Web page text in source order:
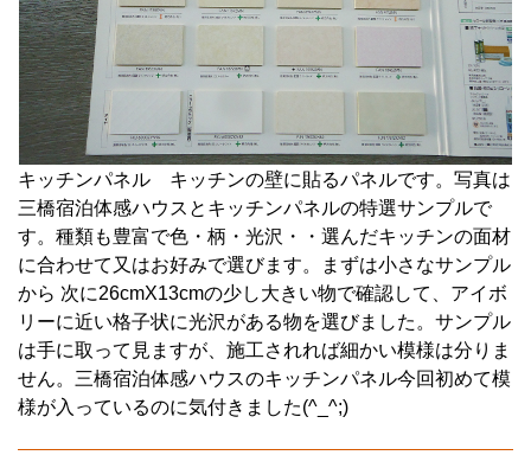
キッチンパネル キッチンの壁に貼るパネルです。写真は
三橋宿泊体感ハウスとキッチンパネルの特選サンプルで
す。種類も豊富で色・柄・光沢・・選んだキッチンの面材
に合わせて又はお好みで選びます。まずは小さなサンプル
から 次に26cmX13cmの少し大きい物で確認して、アイボ
リーに近い格子状に光沢がある物を選びました。サンプル
は手に取って見ますが、施工されれば細かい模様は分りま
せん。三橋宿泊体感ハウスのキッチンパネル今回初めて模
様が入っているのに気付きました(^_^;)